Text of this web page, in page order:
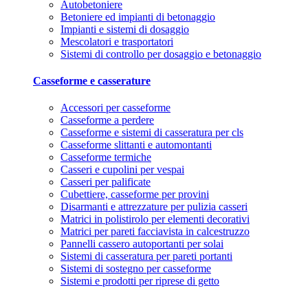
Autobetoniere
Betoniere ed impianti di betonaggio
Impianti e sistemi di dosaggio
Mescolatori e trasportatori
Sistemi di controllo per dosaggio e betonaggio
Casseforme e casserature
Accessori per casseforme
Casseforme a perdere
Casseforme e sistemi di casseratura per cls
Casseforme slittanti e automontanti
Casseforme termiche
Casseri e cupolini per vespai
Casseri per palificate
Cubettiere, casseforme per provini
Disarmanti e attrezzature per pulizia casseri
Matrici in polistirolo per elementi decorativi
Matrici per pareti facciavista in calcestruzzo
Pannelli cassero autoportanti per solai
Sistemi di casseratura per pareti portanti
Sistemi di sostegno per casseforme
Sistemi e prodotti per riprese di getto